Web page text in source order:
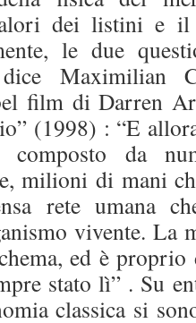
dei listini e il
le due
dice Maximilian
film di Darren
(1998) : “E
composto da
milioni di mani
rete umana
vivente. La
ed è proprio
stato lì” . Su
classica si